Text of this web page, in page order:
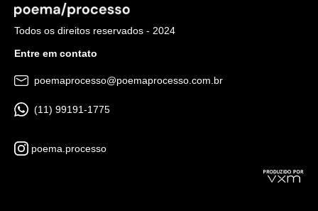
Todos os direitos reservados - 2024
Entre em contato
poemaprocesso@poemaprocesso.com.br
(11) 99191-1775
poema.processo